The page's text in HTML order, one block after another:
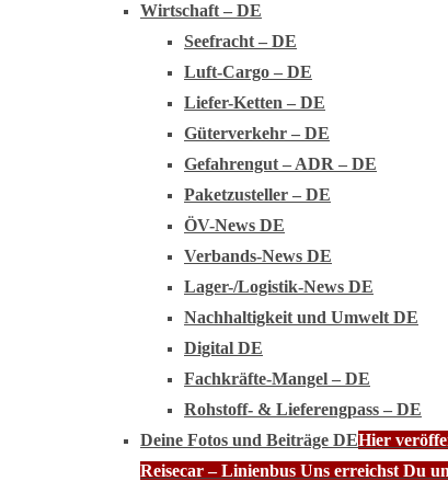
Wirtschaft – DE
Seefracht – DE
Luft-Cargo – DE
Liefer-Ketten – DE
Güterverkehr – DE
Gefahrengut – ADR – DE
Paketzusteller – DE
ÖV-News DE
Verbands-News DE
Lager-/Logistik-News DE
Nachhaltigkeit und Umwelt DE
Digital DE
Fachkräfte-Mangel – DE
Rohstoff- & Lieferengpass – DE
Deine Fotos und Beiträge DEHier
Reisecar – Linienbus Uns erreichst Du